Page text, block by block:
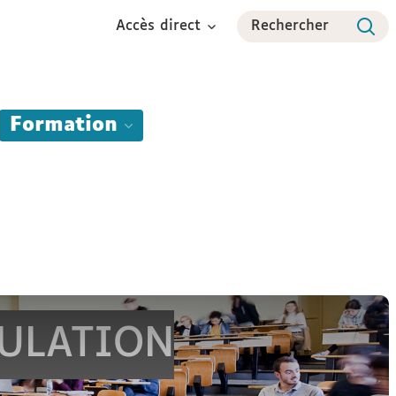
Accès direct Rechercher
Formation